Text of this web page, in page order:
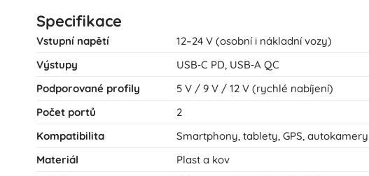
Specifikace
Vstupní napětí
12–24 V (osobní i nákladní vozy)
Výstupy
USB‑C PD, USB‑A QC
Podporované profily
5 V / 9 V / 12 V (rychlé nabíjení)
Počet portů
2
Kompatibilita
Smartphony, tablety, GPS,
Materiál
Plast a kov